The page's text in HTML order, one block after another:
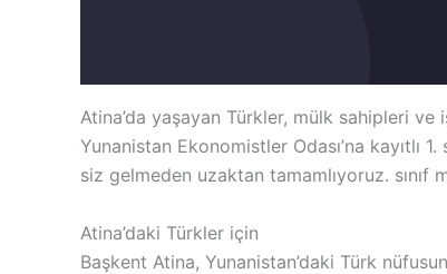
Atina’da yaşayan Türkler, mülk sahipleri
Yunanistan Ekonomistler Odası’na kayıtlı
siz gelmeden uzaktan tamamlıyoruz.
Atina’daki Türkler için
Başkent Atina, Yunanistan’daki Türk